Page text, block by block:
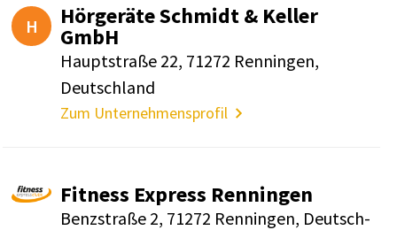
H Hörge­räte Schmidt & Keller
GmbH
Haupt­straße 22, 71272 Renningen,
Deutsch­land
Zum Unternehmensprofil
Fitness Express Renningen
Benz­straße 2, 71272 Renningen, Deutsch­